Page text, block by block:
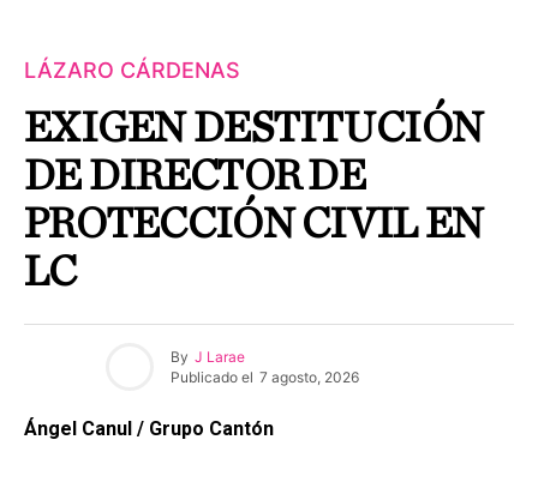
LÁZARO CÁRDENAS
EXIGEN DESTITUCIÓN
DE DIRECTOR DE
PROTECCIÓN CIVIL EN
LC
By J Larae
Publicado el 7 agosto, 2026
Ángel Canul / Grupo Cantón